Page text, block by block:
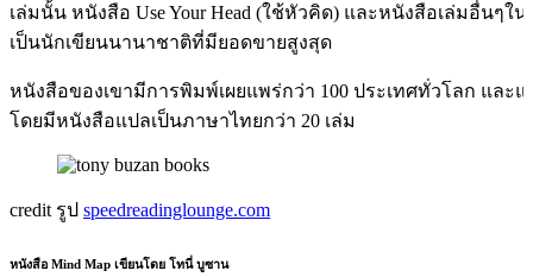
เล่มนั้น หนังสือ Use Your Head (ใช้หัวคิด) และหนังสือเล่มอื่นๆใน
เป็นนักเขียนนานาชาติที่มียอดขายสูงสุด
หนังสือของเขามีการพิมพ์เผยแพร่กว่า 100 ประเทศทั่วโลก และ
โดยมีหนังสือแปลเป็นภาษาไทยกว่า 20 เล่ม
credit รูป speedreadinglounge.com
หนังสือ Mind Map เขียนโดย โทนี่ บูซาน